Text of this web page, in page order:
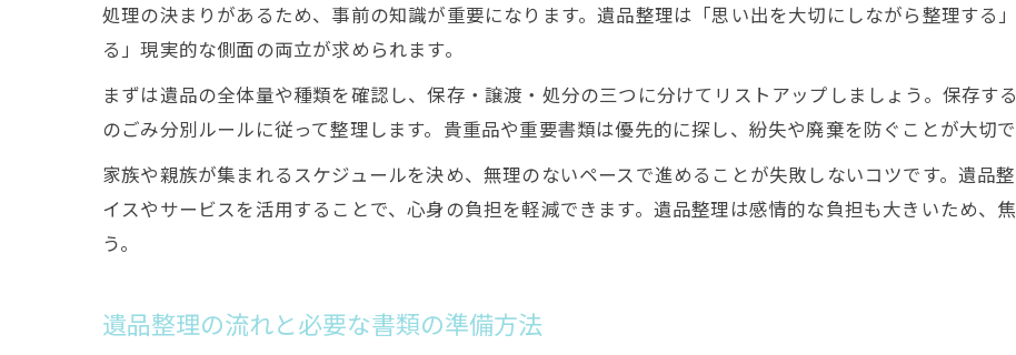
処理の決まりがあるため、事前の知識が重要になります。遺品整理は「思い出を大切にしながら整理する
る」現実的な側面の両立が求められます。
まずは遺品の全体量や種類を確認し、保存・譲渡・処分の三つに分けてリストアップしましょう。保存す
のごみ分別ルールに従って整理します。貴重品や重要書類は優先的に探し、紛失や廃棄を防ぐことが大切で
家族や親族が集まれるスケジュールを決め、無理のないペースで進めることが失敗しないコツです。遺品
イスやサービスを活用することで、心身の負担を軽減できます。遺品整理は感情的な負担も大きいため、
う。
遺品整理の流れと必要な書類の準備方法